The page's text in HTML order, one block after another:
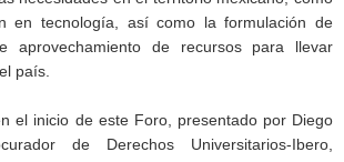
en tecnología, así como la formulación de
aprovechamiento de recursos para llevar
país.
el inicio de este Foro, presentado por Diego
de Derechos Universitarios-Ibero,